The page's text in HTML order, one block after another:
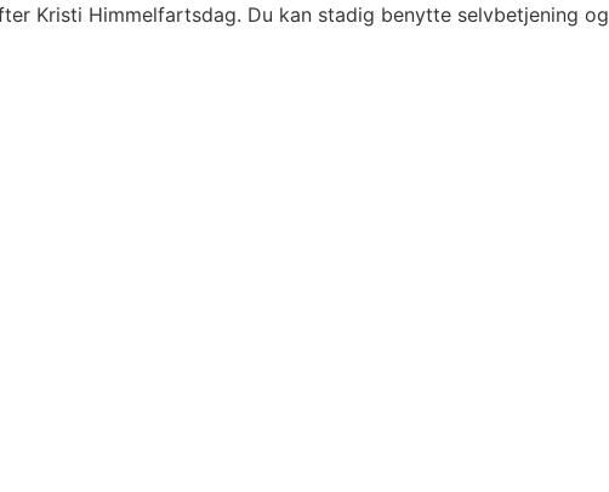
Kristi Himmelfartsdag. Du kan stadig benytte selvbetjening